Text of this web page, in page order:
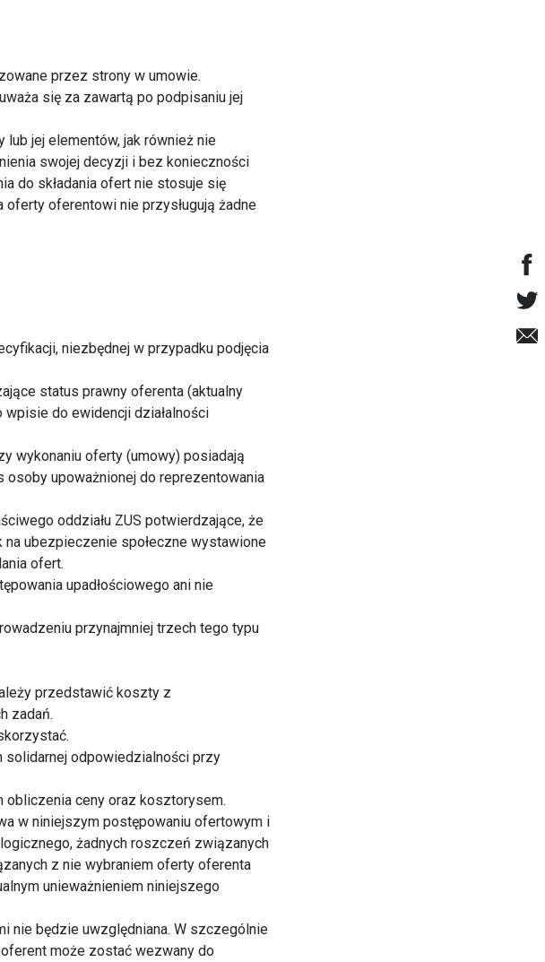
przez strony w umowie.
się za zawartą po podpisaniu jej
jej elementów, jak również nie
swojej decyzji i bez konieczności
do składania ofert nie stosuje się
oferentowi nie przysługują żadne
niezbędnej w przypadku podjęcia
status prawny oferenta (aktualny
do ewidencji działalności
wykonaniu oferty (umowy) posiadają
upoważnionej do reprezentowania
oddziału ZUS potwierdzające, że
na ubezpieczenie społeczne wystawione
ofert.
upadłościowego ani nie
przynajmniej trzech tego typu
przedstawić koszty z
zadań.
solidarnej odpowiedzialności przy
obliczenia ceny oraz kosztorysem.
w niniejszym postępowaniu ofertowym i
żadnych roszczeń związanych
z nie wybraniem oferty oferenta
unieważnieniem niniejszego
nie będzie uwzględniana. W szczególnie
może zostać wezwany do